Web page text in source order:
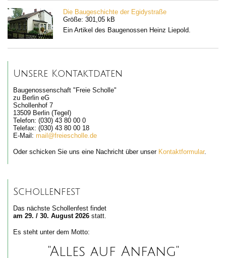
Die Baugeschichte der Egidystraße
Größe: 301,05 kB
Ein Artikel des Baugenossen Heinz Liepold.
Unsere Kontaktdaten
Baugenossenschaft "Freie Scholle"
zu Berlin eG
Schollenhof 7
13509 Berlin (Tegel)
Telefon: (030) 43 80 00 0
Telefax: (030) 43 80 00 18
E-Mail: mail@freiescholle.de
Oder schicken Sie uns eine Nachricht über unser Kontaktformular.
Schollenfest
Das nächste Schollenfest findet
am 29. / 30. August 2026 statt.
Es steht unter dem Motto:
"Alles auf Anfang"